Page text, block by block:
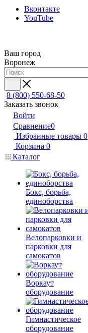
Вконтакте
YouTube
Ваш город
Воронеж
8 (800) 550-68-50
Заказать звонок
Войти
Сравнение0
Избранные товары 0
Корзина 0
Каталог
Бокс, борьба,
единоборства
Велопарковки и
парковки для
самокатов
Воркаут
оборудование
Гимнастическое
оборудование